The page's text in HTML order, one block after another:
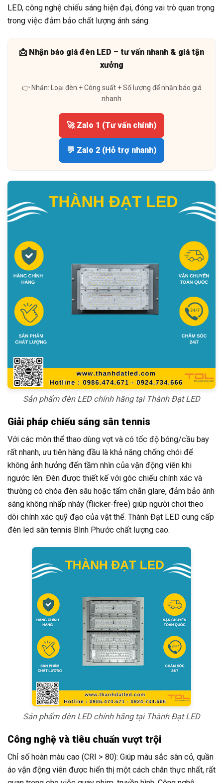
LED, công nghệ chiếu sáng hiện đại, đóng vai trò quan trọng
trong việc đảm bảo chất lượng ánh sáng.
📩 Nhận báo giá đèn LED – tư vấn nhanh & giá tận
xưởng
👉 Nhắn: Loại đèn + Công suất + Số lượng để nhận báo giá
nhanh
🚀 Zalo 1 (Tư vấn chính)
💬 Zalo 2 (Hỗ trợ nhanh)
Sản phẩm đèn LED chính hãng tại Thành Đạt LED
Giải pháp chiếu sáng sân tennis
Với các môn thể thao dùng vợt và có tốc độ bóng/cầu bay
rất nhanh, ưu tiên hàng đầu là khả năng chống chói để
không ảnh hưởng đến tầm nhìn của vận động viên khi
ngước lên. Đèn được thiết kế với góc chiếu chính xác và
thường có chóa đèn sâu hoặc tấm chắn glare, đảm bảo ánh
sáng không nhấp nháy (flicker-free) giúp người chơi theo
dõi chính xác quỹ đạo của vật thể. Thành Đạt LED cung cấp
đèn led sân tennis Bình Phước chất lượng cao.
Sản phẩm đèn LED chính hãng tại Thành Đạt LED
Công nghệ và tiêu chuẩn vượt trội
Chỉ số hoàn màu cao (CRI > 80): Giúp màu sắc sân cỏ, quần
áo vận động viên được hiển thị một cách chân thực nhất, rất